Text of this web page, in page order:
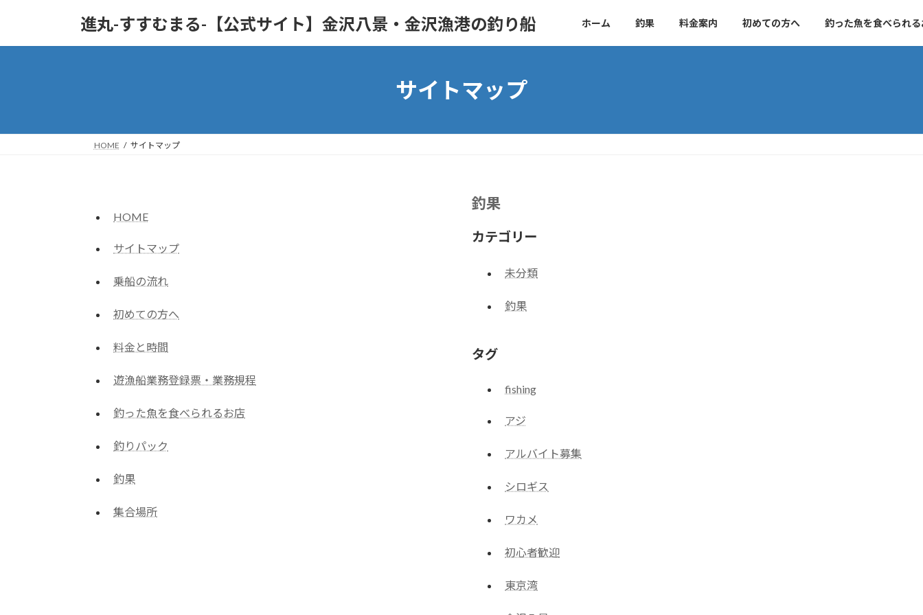
進丸-すすむまる-【公式サイト】金沢八景・金沢漁港の釣り船 ホーム 釣果 料金案内 初めての方へ 釣った魚を食べられ
サイトマップ
HOME サイトマップ
HOME
サイトマップ
乗船の流れ
初めての方へ
料金と時間
遊漁船業務登録票・業務規程
釣った魚を食べられるお店
釣りパック
釣果
集合場所
釣果
カテゴリー
未分類
釣果
タグ
fishing
アジ
アルバイト募集
シロギス
ワカメ
初心者歓迎
東京湾